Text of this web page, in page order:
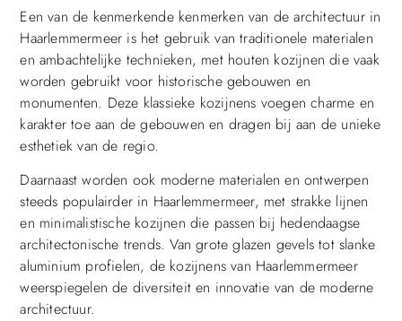
Een van de kenmerkende kenmerken van de architectuur in
Haarlemmermeer is het gebruik van traditionele materialen
en ambachtelijke technieken, met houten kozijnen die vaak
worden gebruikt voor historische gebouwen en
monumenten. Deze klassieke kozijnens voegen charme en
karakter toe aan de gebouwen en dragen bij aan de unieke
esthetiek van de regio.
Daarnaast worden ook moderne materialen en ontwerpen
steeds populairder in Haarlemmermeer, met strakke lijnen
en minimalistische kozijnen die passen bij hedendaagse
architectonische trends. Van grote glazen gevels tot slanke
aluminium profielen, de kozijnens van Haarlemmermeer
weerspiegelen de diversiteit en innovatie van de moderne
architectuur.